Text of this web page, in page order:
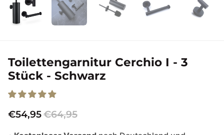
Toilettengarnitur Cerchio I - 3
Stück - Schwarz
€54,95€64,95